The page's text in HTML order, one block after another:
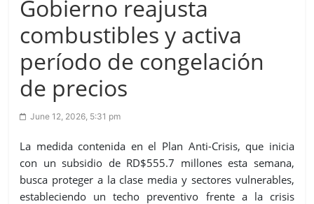
Gobierno reajusta
combustibles y activa
período de congelación
de precios
June 12, 2026, 5:31 pm
La medida contenida en el Plan Anti-Crisis, que inicia
con un subsidio de RD$555.7 millones esta semana,
busca proteger a la clase media y sectores vulnerables,
estableciendo un techo preventivo frente a la crisis